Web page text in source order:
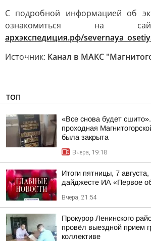
С подробной информацией об
ознакомиться на
архэкспедиция.рф/
Источник: Канал в МАКС
ТОП
«Все снова будет
проходная
была закрыта
Вчера, 19:18
Итоги пятницы, 7
дайджесте ИА «Первое
Вчера, 21:54
Прокурор Ленинского
провёл выездной прием
коллективе